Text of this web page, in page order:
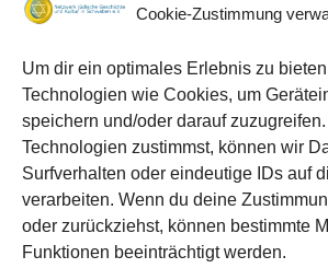
Cookie-Zustimmung
Um dir ein optimales Erlebnis zu
Technologien wie Cookies, um
speichern und/oder darauf
Technologien zustimmst, können wir
Surfverhalten oder eindeutige IDs auf
verarbeiten. Wenn du deine
oder zurückziehst, können bestimmte
Funktionen beeinträchtigt werden.